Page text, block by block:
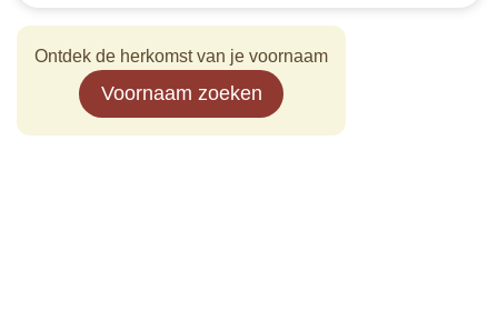
Ontdek de herkomst van je voornaam
Voornaam zoeken